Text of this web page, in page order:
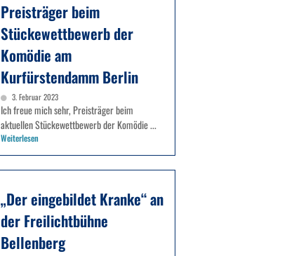
Preisträger beim
Stückewettbewerb der
Komödie am
Kurfürstendamm Berlin
3. Februar 2023
Ich freue mich sehr, Preisträger beim
aktuellen Stückewettbewerb der Komödie ...
Weiterlesen
„Der eingebildet Kranke“ an
der Freilichtbühne
Bellenberg